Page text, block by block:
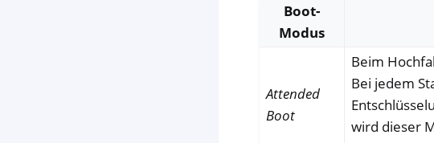
Boot-
Modus
Attended
Boot
Beim
Bei jedem
wird dieser